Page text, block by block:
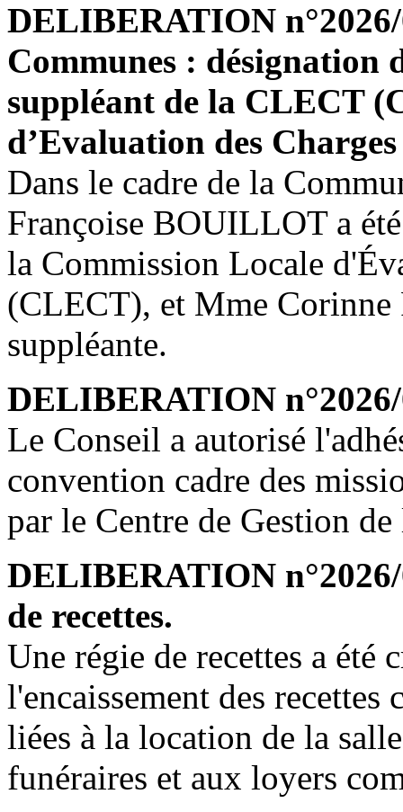
DELIBERATION
Communes : désignation
suppléant de la CLECT
d’Evaluation des
Dans le cadre de la
Françoise BOUILLOT a
la Commission Locale
(CLECT), et Mme Corinne
suppléante.
DELIBERATION
Le Conseil a autorisé
convention cadre des
par le Centre de Gestion
DELIBERATION
de recettes.
Une régie de recettes a été
l'encaissement des
liées à la location de la
funéraires et aux loyers